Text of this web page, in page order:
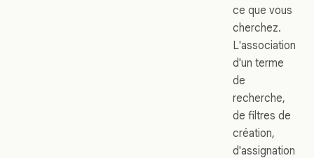
ce que vous
cherchez.
L'association
d'un terme
de
recherche,
de filtres de
création,
d'assignation